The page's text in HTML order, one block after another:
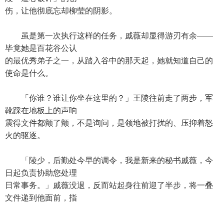
伤，让他彻底忘却柳莹的阴影。
虽是第一次执行这样的任务，戚薇却显得游刃有余——
毕竟她是百花谷公认
的最优秀弟子之一，从踏入谷中的那天起，她就知道自己的
使命是什么。
「你谁？谁让你坐在这里的？」王陵往前走了两步，军
靴踩在地板上的声响
震得文件都颤了颤，不是询问，是领地被打扰的、压抑着怒
火的驱逐。
「陵少，后勤处今早的调令，我是新来的秘书戚薇，今
日起负责协助您处理
日常事务。」戚薇没退，反而站起身往前迎了半步，将一叠
文件递到他面前，指